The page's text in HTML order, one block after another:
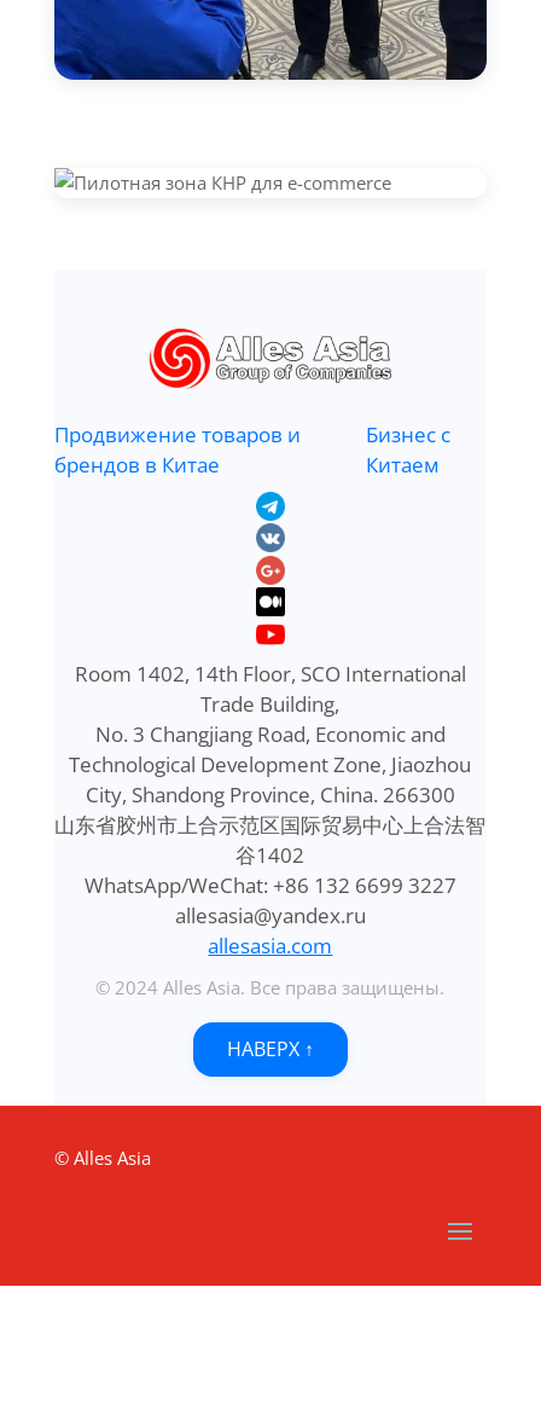
Продвижение товаров и
брендов в Китае
Бизнес с
Китаем
Room 1402, 14th Floor, SCO International
Trade Building,
No. 3 Changjiang Road, Economic and
Technological Development Zone, Jiaozhou
City, Shandong Province, China. 266300
山东省胶州市上合示范区国际贸易中心上合法智
谷1402
WhatsApp/WeChat: +86 132 6699 3227
allesasia@yandex.ru
allesasia.com
© 2024 Alles Asia. Все права защищены.
НАВЕРХ ↑
© Alles Asia